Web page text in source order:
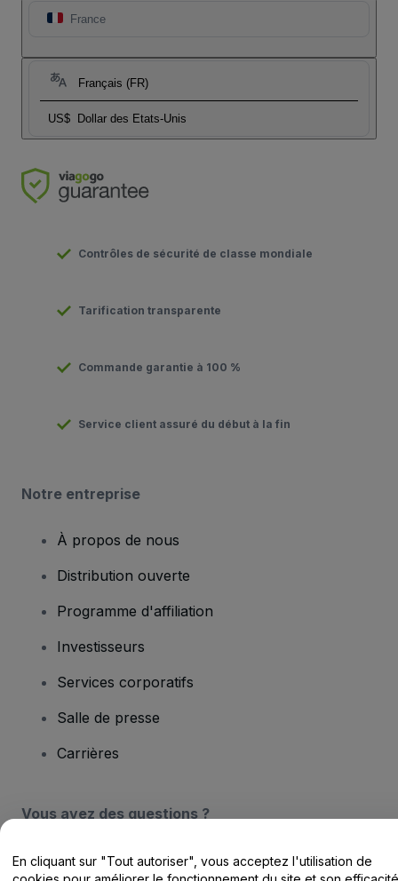
France
Français (FR)
US$ Dollar des Etats-Unis
Contrôles de sécurité de classe mondiale
Tarification transparente
Commande garantie à 100 %
Service client assuré du début à la fin
Notre entreprise
À propos de nous
Distribution ouverte
Programme d'affiliation
Investisseurs
Services corporatifs
Salle de presse
Carrières
Vous avez des questions ?
Centre d'assistance / Nous contacter
En cliquant sur "Tout autoriser", vous acceptez l'utilisation de